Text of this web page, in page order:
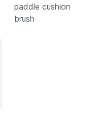
В корзину
paddle cushion
brush